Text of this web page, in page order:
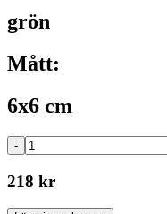
grön
Mått:
6x6 cm
-
218 kr